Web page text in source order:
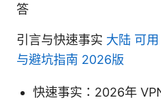
答
引言与快速事实 大陆 可
与避坑指南 2026版
快速事实：2026年